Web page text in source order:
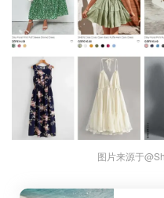
图片来源于